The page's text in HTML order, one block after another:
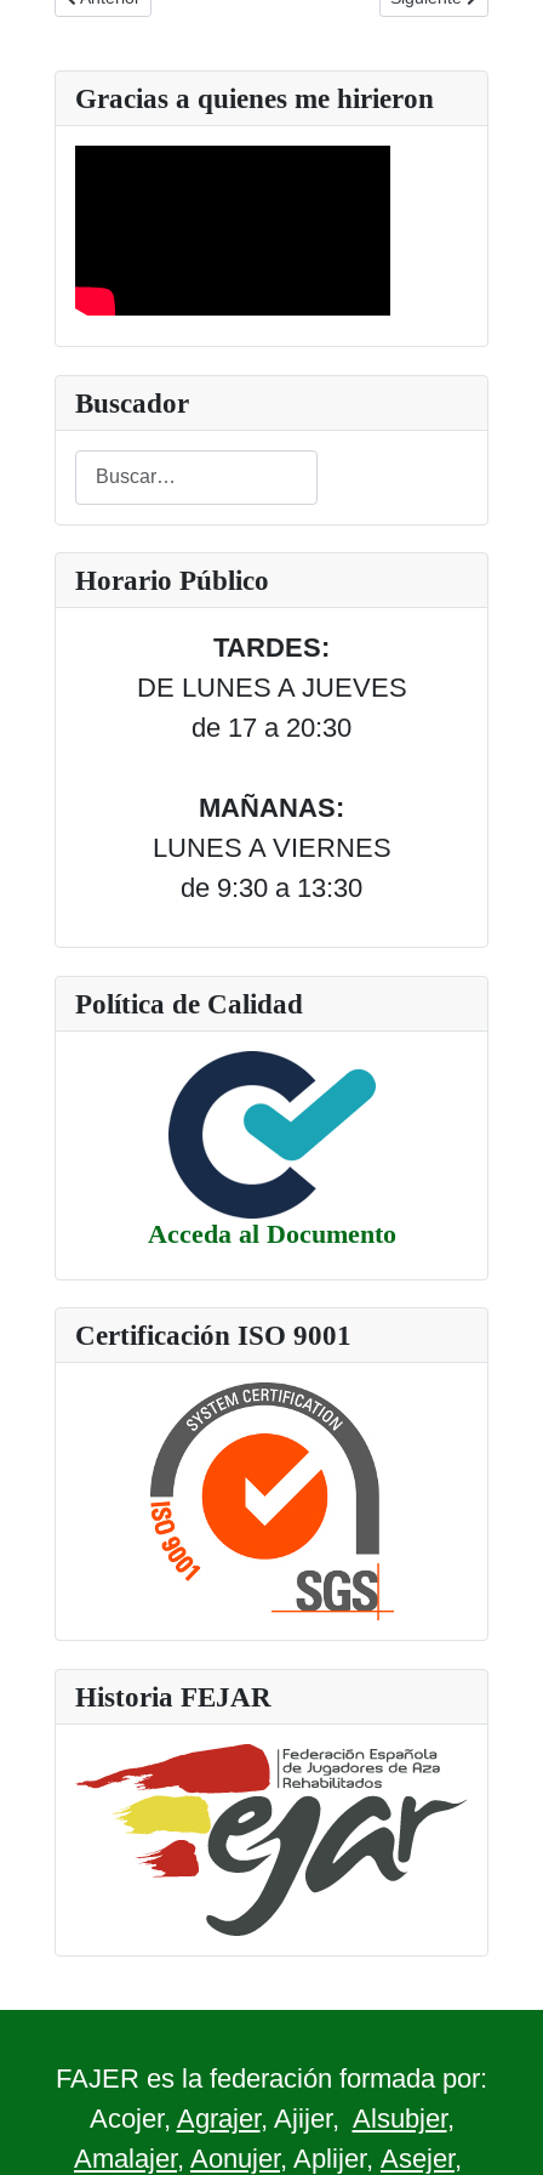
Gracias a quienes me hirieron
Buscador
Buscar
Type 2 or more characters for results.
Horario Público
TARDES:
DE LUNES A JUEVES
de 17 a 20:30
MAÑANAS:
LUNES A VIERNES
de 9:30 a 13:30
Política de Calidad
Acceda al Documento
Certificación ISO 9001
Historia FEJAR
FAJER es la federación formada por:
Acojer, Agrajer, Ajijer, Alsubjer,
Amalajer, Aonujer, Aplijer, Asejer,